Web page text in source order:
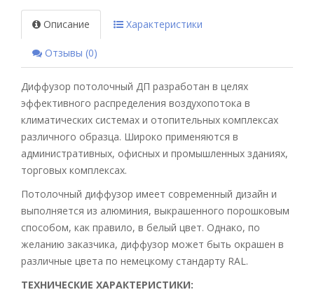
Описание Характеристики
Отзывы (0)
Диффузор потолочный ДП разработан в целях
эффективного распределения воздухопотока в
климатических системах и отопительных комплексах
различного образца. Широко применяются в
административных, офисных и промышленных зданиях,
торговых комплексах.
Потолочный диффузор имеет современный дизайн и
выполняется из алюминия, выкрашенного порошковым
способом, как правило, в белый цвет. Однако, по
желанию заказчика, диффузор может быть окрашен в
различные цвета по немецкому стандарту RAL.
ТЕХНИЧЕСКИЕ ХАРАКТЕРИСТИКИ: